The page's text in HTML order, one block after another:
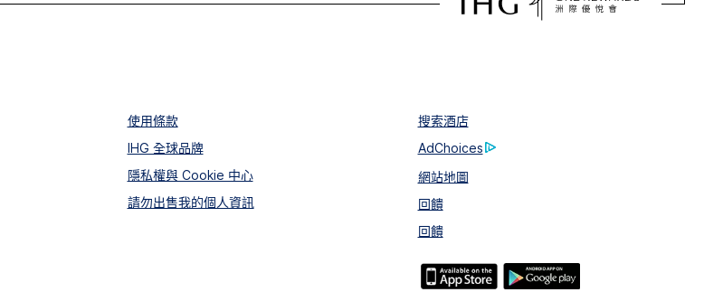
使用條款
IHG 全球品牌
隱私權與 Cookie 中心
請勿出售我的個人資訊
搜索酒店
AdChoices
網站地圖
回饋
回饋